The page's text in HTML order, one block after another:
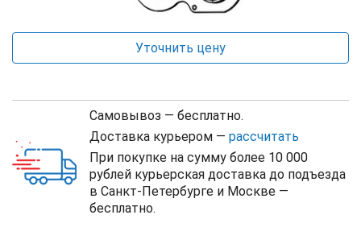
Самовывоз — бесплатно.
Доставка курьером — рассчитать
При покупке на сумму более 10 000
рублей курьерская доставка до подъезда
в Санкт-Петербурге и Москве —
бесплатно.
Уточнить цену